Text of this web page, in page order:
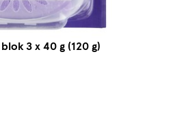
3 x 40 g (120 g)